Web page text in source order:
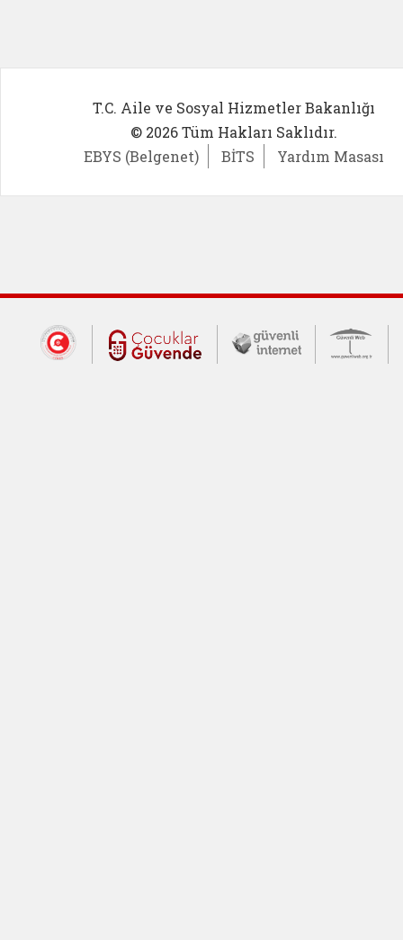
T.C. Aile ve Sosyal Hizmetler Bakanlığı
© 2026 Tüm Hakları Saklıdır.
EBYS (Belgenet)
BİTS Yardım Masası
Dış Bağlantılar
Cumhurbaşkanlığı İletişim Merkezi
Çocuklar Güvende (yeni
Güvenli